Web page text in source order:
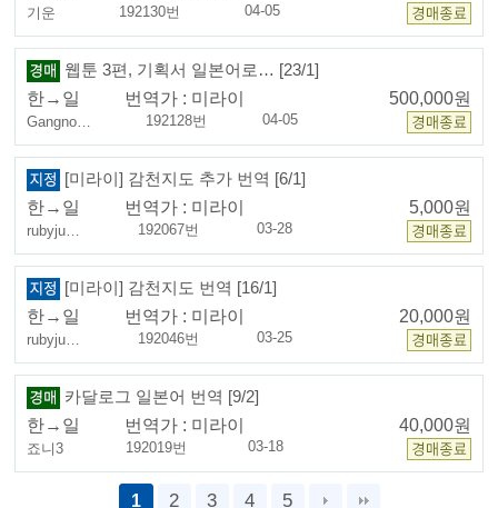
기운 192130번 04-05
웹툰 3편, 기획서 일본어로… [23/1]
한→일
번역가 : 미라이 500,000원
Gangno… 192128번 04-05
[미라이] 감천지도 추가 번역 [6/1]
한→일
번역가 : 미라이 5,000원
rubyju… 192067번 03-28
[미라이] 감천지도 번역 [16/1]
한→일
번역가 : 미라이 20,000원
rubyju… 192046번 03-25
카달로그 일본어 번역 [9/2]
한→일
번역가 : 미라이 40,000원
죠니3 192019번 03-18
1 2 3 4 5